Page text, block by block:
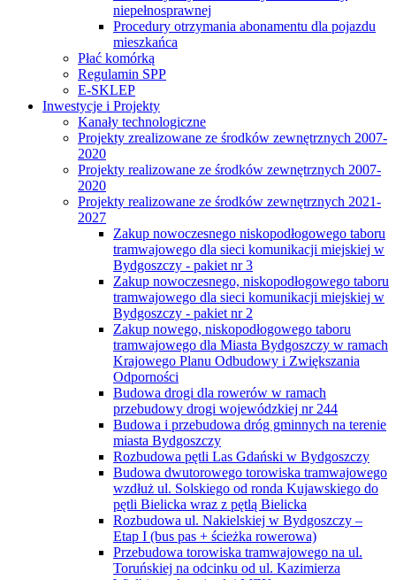
niepełnosprawnej
Procedury otrzymania abonamentu dla pojazdu
mieszkańca
Płać komórką
Regulamin SPP
E-SKLEP
Inwestycje i Projekty
Kanały technologiczne
Projekty zrealizowane ze środków zewnętrznych 2007-
2020
Projekty realizowane ze środków zewnętrznych 2007-
2020
Projekty realizowane ze środków zewnętrznych 2021-
2027
Zakup nowoczesnego niskopodłogowego taboru
tramwajowego dla sieci komunikacji miejskiej w
Bydgoszczy - pakiet nr 3
Zakup nowoczesnego, niskopodłogowego taboru
tramwajowego dla sieci komunikacji miejskiej w
Bydgoszczy - pakiet nr 2
Zakup nowego, niskopodłogowego taboru
tramwajowego dla Miasta Bydgoszczy w ramach
Krajowego Planu Odbudowy i Zwiększania
Odporności
Budowa drogi dla rowerów w ramach
przebudowy drogi wojewódzkiej nr 244
Budowa i przebudowa dróg gminnych na terenie
miasta Bydgoszczy
Rozbudowa pętli Las Gdański w Bydgoszczy
Budowa dwutorowego torowiska tramwajowego
wzdłuż ul. Solskiego od ronda Kujawskiego do
pętli Bielicka wraz z pętlą Bielicka
Rozbudowa ul. Nakielskiej w Bydgoszczy –
Etap I (bus pas + ścieżka rowerowa)
Przebudowa torowiska tramwajowego na ul.
Toruńskiej na odcinku od ul. Kazimierza